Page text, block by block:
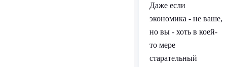
Даже если
экономика - не ваше,
но вы - хоть в коей-
то мере
старательный